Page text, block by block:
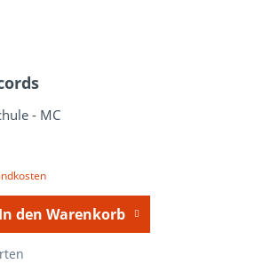
- MC
In den Warenkorb